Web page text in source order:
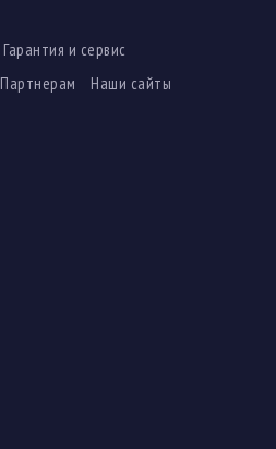
Гарантия и сервис
Партнерам
Наши сайты